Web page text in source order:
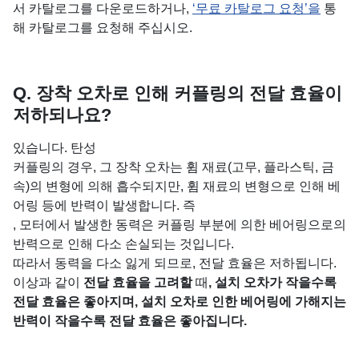
서 카탈로그를 다운로드하거나, ‘무료 카탈로그 요청’을 통
해 카탈로그를 요청해 주십시오.
Q. 장착 오차로 인해 커플링의 전달 효율이
저하되나요?
있습니다. 탄성
커플링의 경우, 그 장착 오차는 휨 재료(고무, 플라스틱, 금
속)의 변형에 의해 흡수되지만, 휨 재료의 변형으로 인해 베
어링 등에 반력이 발생합니다. 즉
, 모터에서 발생한 동력은 커플링 부분에 의한 베어링으로의
반력으로 인해 다소 손실되는 것입니다.
따라서 동력을 다소 잃게 되므로, 전달 효율은 저하됩니다.
이상과 같이 전달 효율을 고려할때 , 설치 오차가 작을수록
전달 효율은 좋아지며, 설치 오차로 인한 베어링에 가해지는
반력이 작을수록 전달 효율은 좋아집니다.